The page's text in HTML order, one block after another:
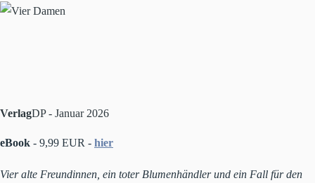
VerlagDP - Januar 2026
eBook - 9,99 EUR - hier
Vier alte Freundinnen, ein toter Blumenhändler und ein Fall für den